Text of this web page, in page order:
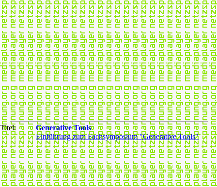
Titel:
Generative Tools
Einführung zum Fachsymposium "Generative Tools"